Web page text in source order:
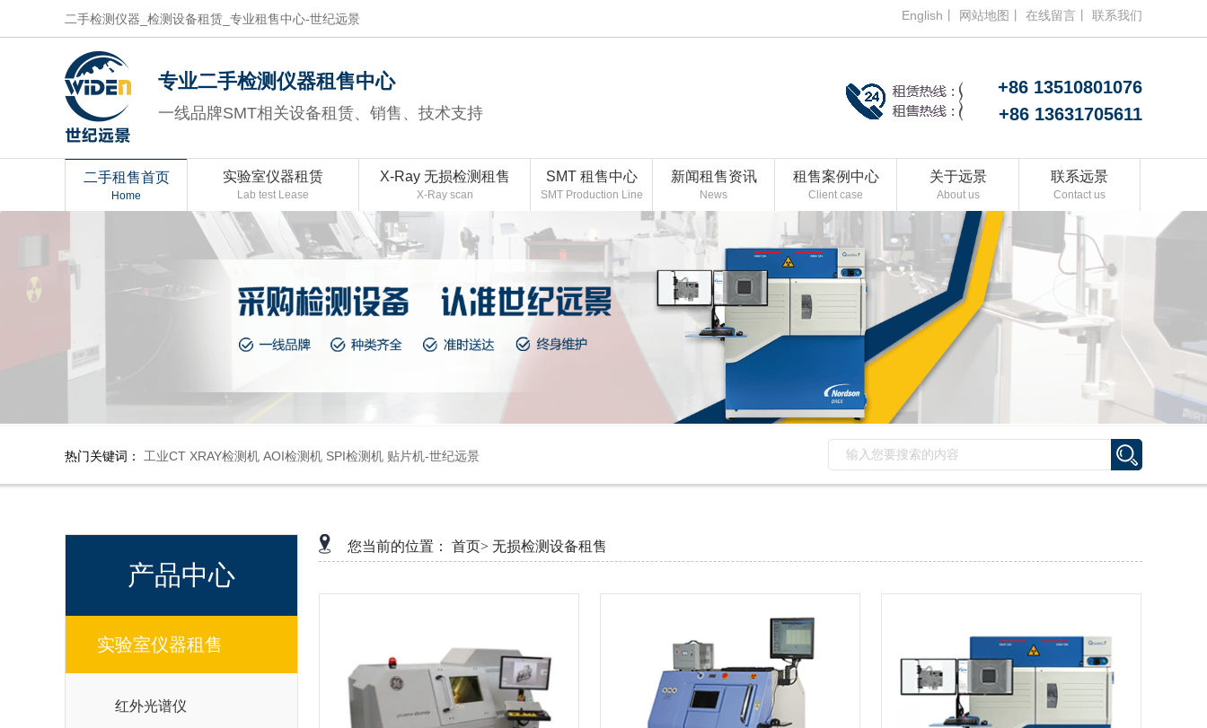
二手检测仪器_检测设备租赁_专业租售中心-世纪远景 English丨 网站地图丨 在线留言丨 联系我们
专业二手检测仪器租售中心
一线品牌SMT相关设备租赁、销售、技术支持
+86 13510801076
+86 13631705611
二手租售首页
Home
实验室仪器租赁
Lab test Lease
X-Ray 无损检测租售
X-Ray scan
SMT 租售中心
SMT Production Line
新闻租售资讯
News
租售案例中心
Client case
关于远景
About us
联系远景
Contact us
热门关键词： 工业CT XRAY检测机 AOI检测机 SPI检测机 贴片机-世纪远景
产品中心
实验室仪器租售
红外光谱仪
您当前的位置： 首页> 无损检测设备租售